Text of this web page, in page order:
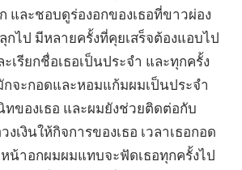
และชอบดูร่องอกของเธอที่ขาวผ่อง
กไป มีหลายครั้งที่คุยเสร็จต้องแอบไป
เรียกชื่อเธอเป็นประจำ และทุกครั้ง
จะกอดและหอมแก้มผมเป็นประจำ
ทของเธอ และผมยังช่วยติดต่อกับ
งเงินให้กิจการของเธอ เวลาเธอกอด
น้าอกผมผมแทบจะฟัดเธอทุกครั้งไป